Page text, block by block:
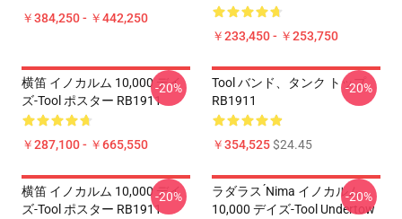
￥384,250 - ￥442,250
￥233,450 - ￥253,750
横笛 イノカルム 10,000 デイ
ズ-Tool ポスター RB1911
￥287,100 - ￥665,550
-20%
Tool バンド、タンク トップ
RB1911
￥354,525$24.45
-20%
横笛 イノカルム 10,000 デイ
ズ-Tool ポスター RB1911
-20%
ラダラス ́nima イノカルム
10,000 デイズ-Tool Undertow
-20%